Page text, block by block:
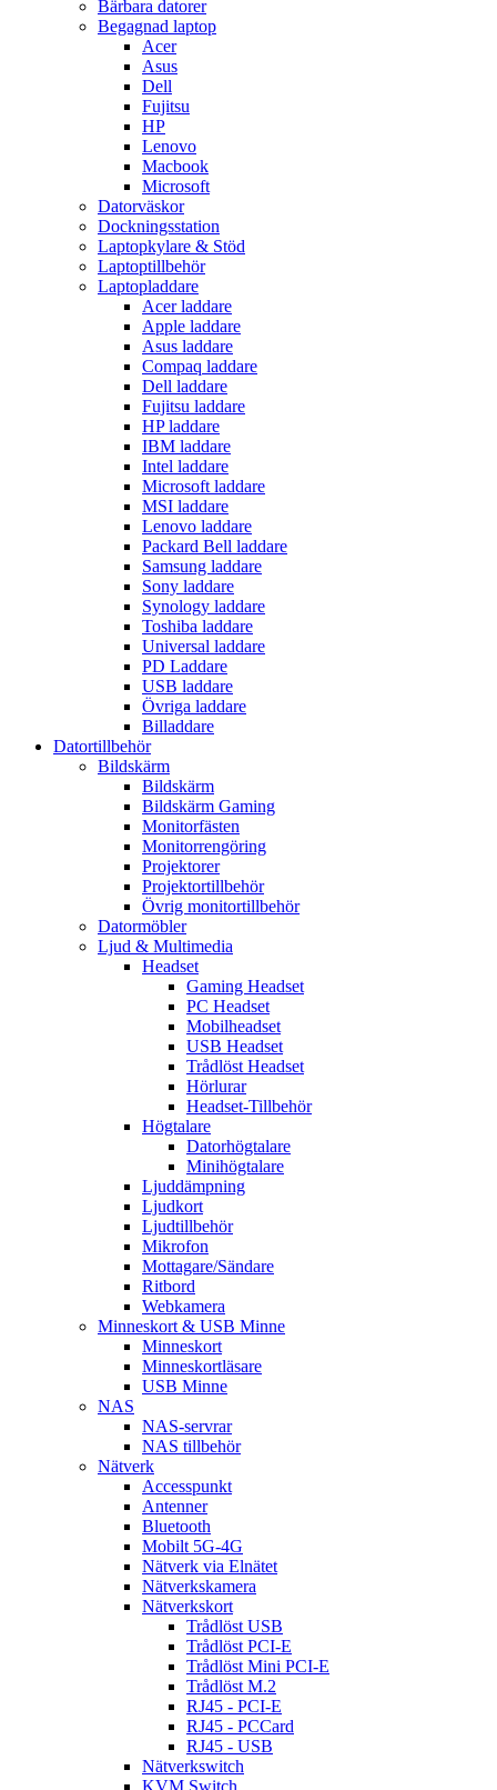
Bärbara datorer
Begagnad laptop
Acer
Asus
Dell
Fujitsu
HP
Lenovo
Macbook
Microsoft
Datorväskor
Dockningsstation
Laptopkylare & Stöd
Laptoptillbehör
Laptopladdare
Acer laddare
Apple laddare
Asus laddare
Compaq laddare
Dell laddare
Fujitsu laddare
HP laddare
IBM laddare
Intel laddare
Microsoft laddare
MSI laddare
Lenovo laddare
Packard Bell laddare
Samsung laddare
Sony laddare
Synology laddare
Toshiba laddare
Universal laddare
PD Laddare
USB laddare
Övriga laddare
Billaddare
Datortillbehör
Bildskärm
Bildskärm
Bildskärm Gaming
Monitorfästen
Monitorrengöring
Projektorer
Projektortillbehör
Övrig monitortillbehör
Datormöbler
Ljud & Multimedia
Headset
Gaming Headset
PC Headset
Mobilheadset
USB Headset
Trådlöst Headset
Hörlurar
Headset-Tillbehör
Högtalare
Datorhögtalare
Minihögtalare
Ljuddämpning
Ljudkort
Ljudtillbehör
Mikrofon
Mottagare/Sändare
Ritbord
Webkamera
Minneskort & USB Minne
Minneskort
Minneskortläsare
USB Minne
NAS
NAS-servrar
NAS tillbehör
Nätverk
Accesspunkt
Antenner
Bluetooth
Mobilt 5G-4G
Nätverk via Elnätet
Nätverkskamera
Nätverkskort
Trådlöst USB
Trådlöst PCI-E
Trådlöst Mini PCI-E
Trådlöst M.2
RJ45 - PCI-E
RJ45 - PCCard
RJ45 - USB
Nätverkswitch
KVM Switch